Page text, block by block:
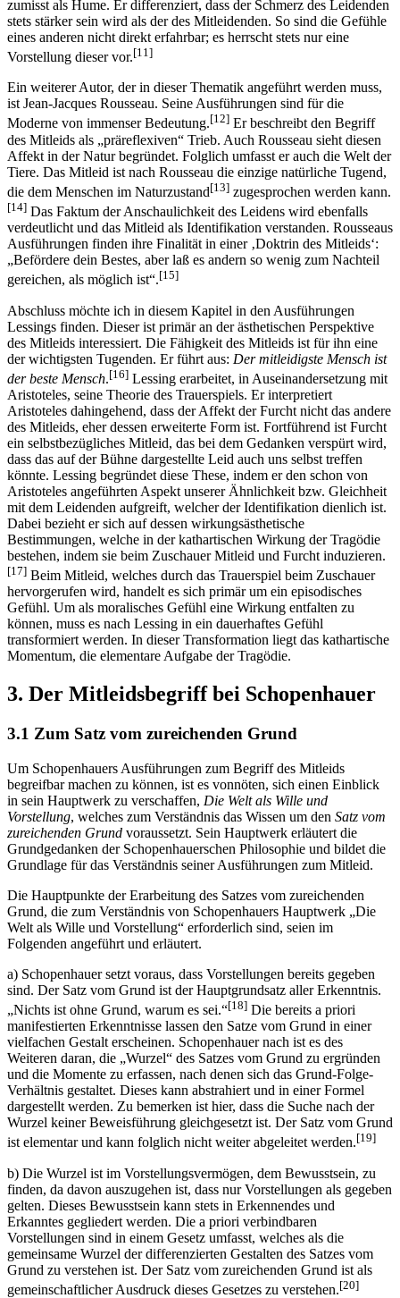
zumisst als Hume. Er differenziert, dass der Schmerz des Leidenden
stets stärker sein wird als der des Mitleidenden. So sind die Gefühle
eines anderen nicht direkt erfahrbar; es herrscht stets nur eine
Vorstellung dieser vor.[11]
Ein weiterer Autor, der in dieser Thematik angeführt werden muss,
ist Jean-Jacques Rousseau. Seine Ausführungen sind für die
Moderne von immenser Bedeutung.[12] Er beschreibt den Begriff
des Mitleids als „präreflexiven“ Trieb. Auch Rousseau sieht diesen
Affekt in der Natur begründet. Folglich umfasst er auch die Welt der
Tiere. Das Mitleid ist nach Rousseau die einzige natürliche Tugend,
die dem Menschen im Naturzustand[13] zugesprochen werden kann.
[14] Das Faktum der Anschaulichkeit des Leidens wird ebenfalls
verdeutlicht und das Mitleid als Identifikation verstanden. Rousseaus
Ausführungen finden ihre Finalität in einer ‚Doktrin des Mitleids‘:
„Befördere dein Bestes, aber laß es andern so wenig zum Nachteil
gereichen, als möglich ist“.[15]
Abschluss möchte ich in diesem Kapitel in den Ausführungen
Lessings finden. Dieser ist primär an der ästhetischen Perspektive
des Mitleids interessiert. Die Fähigkeit des Mitleids ist für ihn eine
der wichtigsten Tugenden. Er führt aus: Der mitleidigste Mensch ist
der beste Mensch.[16] Lessing erarbeitet, in Auseinandersetzung mit
Aristoteles, seine Theorie des Trauerspiels. Er interpretiert
Aristoteles dahingehend, dass der Affekt der Furcht nicht das andere
des Mitleids, eher dessen erweiterte Form ist. Fortführend ist Furcht
ein selbstbezügliches Mitleid, das bei dem Gedanken verspürt wird,
dass das auf der Bühne dargestellte Leid auch uns selbst treffen
könnte. Lessing begründet diese These, indem er den schon von
Aristoteles angeführten Aspekt unserer Ähnlichkeit bzw. Gleichheit
mit dem Leidenden aufgreift, welcher der Identifikation dienlich ist.
Dabei bezieht er sich auf dessen wirkungsästhetische
Bestimmungen, welche in der kathartischen Wirkung der Tragödie
bestehen, indem sie beim Zuschauer Mitleid und Furcht induzieren.
[17] Beim Mitleid, welches durch das Trauerspiel beim Zuschauer
hervorgerufen wird, handelt es sich primär um ein episodisches
Gefühl. Um als moralisches Gefühl eine Wirkung entfalten zu
können, muss es nach Lessing in ein dauerhaftes Gefühl
transformiert werden. In dieser Transformation liegt das kathartische
Momentum, die elementare Aufgabe der Tragödie.
3. Der Mitleidsbegriff bei Schopenhauer
3.1 Zum Satz vom zureichenden Grund
Um Schopenhauers Ausführungen zum Begriff des Mitleids
begreifbar machen zu können, ist es vonnöten, sich einen Einblick
in sein Hauptwerk zu verschaffen, Die Welt als Wille und
Vorstellung, welches zum Verständnis das Wissen um den Satz vom
zureichenden Grund voraussetzt. Sein Hauptwerk erläutert die
Grundgedanken der Schopenhauerschen Philosophie und bildet die
Grundlage für das Verständnis seiner Ausführungen zum Mitleid.
Die Hauptpunkte der Erarbeitung des Satzes vom zureichenden
Grund, die zum Verständnis von Schopenhauers Hauptwerk „Die
Welt als Wille und Vorstellung“ erforderlich sind, seien im
Folgenden angeführt und erläutert.
a) Schopenhauer setzt voraus, dass Vorstellungen bereits gegeben
sind. Der Satz vom Grund ist der Hauptgrundsatz aller Erkenntnis.
„Nichts ist ohne Grund, warum es sei.“[18] Die bereits a priori
manifestierten Erkenntnisse lassen den Satze vom Grund in einer
vielfachen Gestalt erscheinen. Schopenhauer nach ist es des
Weiteren daran, die „Wurzel“ des Satzes vom Grund zu ergründen
und die Momente zu erfassen, nach denen sich das Grund-Folge-
Verhältnis gestaltet. Dieses kann abstrahiert und in einer Formel
dargestellt werden. Zu bemerken ist hier, dass die Suche nach der
Wurzel keiner Beweisführung gleichgesetzt ist. Der Satz vom Grund
ist elementar und kann folglich nicht weiter abgeleitet werden.[19]
b) Die Wurzel ist im Vorstellungsvermögen, dem Bewusstsein, zu
finden, da davon auszugehen ist, dass nur Vorstellungen als gegeben
gelten. Dieses Bewusstsein kann stets in Erkennendes und
Erkanntes gegliedert werden. Die a priori verbindbaren
Vorstellungen sind in einem Gesetz umfasst, welches als die
gemeinsame Wurzel der differenzierten Gestalten des Satzes vom
Grund zu verstehen ist. Der Satz vom zureichenden Grund ist als
gemeinschaftlicher Ausdruck dieses Gesetzes zu verstehen.[20]